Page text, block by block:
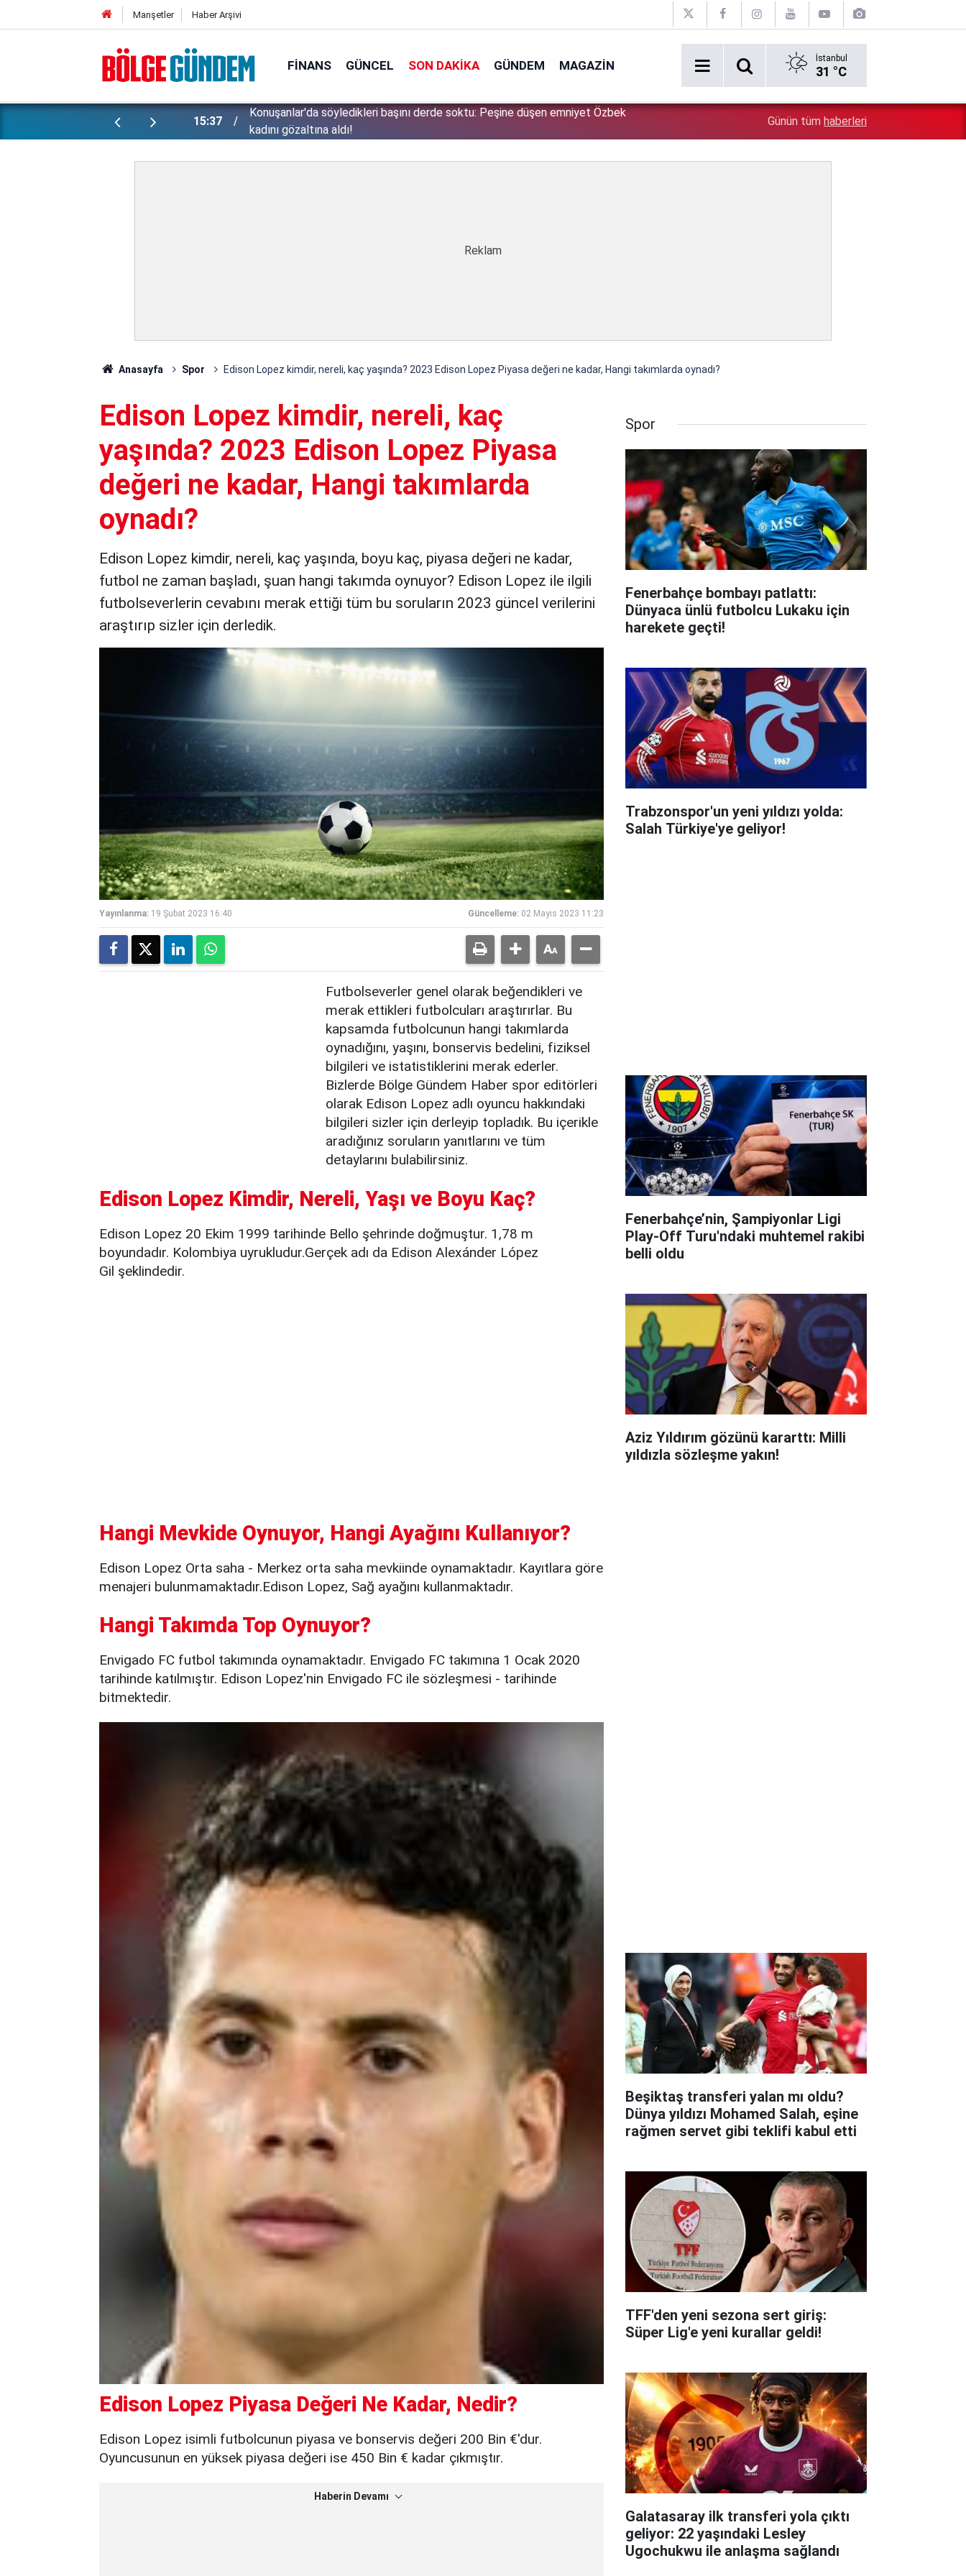
Manşetler Haber Arşivi
FINANS GÜNCEL SON DAKIKA GÜNDEM MAGAZIN İstanbul
31 °C
ünlü futbolcu Lukaku için harekete
15:37
Konuşanlar'da söyledikleri başını derde soktu: Peşine düşen emniyet Özbek
kadını gözaltına aldı!
Çin'in gözü doymuyor: Altın rezervleri doldu taştı!
Günün tüm haberleri
Anasayfa Spor Edison Lopez kimdir, nereli, kaç yaşında? 2023 Edison Lopez Piyasa değeri ne kadar, Hangi takımlarda oynadı?
Edison Lopez kimdir, nereli, kaç
yaşında? 2023 Edison Lopez Piyasa
değeri ne kadar, Hangi takımlarda
oynadı?
Edison Lopez kimdir, nereli, kaç yaşında, boyu kaç, piyasa değeri ne kadar,
futbol ne zaman başladı, şuan hangi takımda oynuyor? Edison Lopez ile ilgili
futbolseverlerin cevabını merak ettiği tüm bu soruların 2023 güncel verilerini
araştırıp sizler için derledik.
Yayınlanma: 19 Şubat 2023 16:40 Güncelleme: 02 Mayıs 2023 11:23
Futbolseverler genel olarak beğendikleri ve
merak ettikleri futbolcuları araştırırlar. Bu
kapsamda futbolcunun hangi takımlarda
oynadığını, yaşını, bonservis bedelini, fiziksel
bilgileri ve istatistiklerini merak ederler.
Bizlerde Bölge Gündem Haber spor editörleri
olarak Edison Lopez adlı oyuncu hakkındaki
bilgileri sizler için derleyip topladık. Bu içerikle
aradığınız soruların yanıtlarını ve tüm
detaylarını bulabilirsiniz.
Edison Lopez Kimdir, Nereli, Yaşı ve Boyu Kaç?
Edison Lopez 20 Ekim 1999 tarihinde Bello şehrinde doğmuştur. 1,78 m
boyundadır. Kolombiya uyrukludur.Gerçek adı da Edison Alexánder López
Gil şeklindedir.
Hangi Mevkide Oynuyor, Hangi Ayağını Kullanıyor?
Edison Lopez Orta saha - Merkez orta saha mevkiinde oynamaktadır. Kayıtlara göre
menajeri bulunmamaktadır.Edison Lopez, Sağ ayağını kullanmaktadır.
Hangi Takımda Top Oynuyor?
Envigado FC futbol takımında oynamaktadır. Envigado FC takımına 1 Ocak 2020
tarihinde katılmıştır. Edison Lopez'nin Envigado FC ile sözleşmesi - tarihinde
bitmektedir.
Edison Lopez Piyasa Değeri Ne Kadar, Nedir?
Edison Lopez isimli futbolcunun piyasa ve bonservis değeri 200 Bin €'dur.
Oyuncusunun en yüksek piyasa değeri ise 450 Bin € kadar çıkmıştır.
Haberin Devamı
Spor
Fenerbahçe bombayı patlattı:
Dünyaca ünlü futbolcu Lukaku için
harekete geçti!
Trabzonspor'un yeni yıldızı yolda:
Salah Türkiye'ye geliyor!
Fenerbahçe’nin, Şampiyonlar Ligi
Play-Off Turu'ndaki muhtemel rakibi
belli oldu
Aziz Yıldırım gözünü kararttı: Milli
yıldızla sözleşme yakın!
Beşiktaş transferi yalan mı oldu?
Dünya yıldızı Mohamed Salah, eşine
rağmen servet gibi teklifi kabul etti
TFF'den yeni sezona sert giriş:
Süper Lig'e yeni kurallar geldi!
Galatasaray ilk transferi yola çıktı
geliyor: 22 yaşındaki Lesley
Ugochukwu ile anlaşma sağlandı